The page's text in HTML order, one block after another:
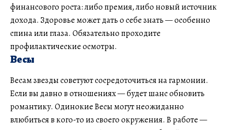
финансового роста: либо премия, либо новый источник
дохода. Здоровье может дать о себе знать — особенно
спина или глаза. Обязательно проходите
профилактические осмотры.
Весы
Весам звезды советуют сосредоточиться на гармонии.
Если вы давно в отношениях — будет шанс обновить
романтику. Одинокие Весы могут неожиданно
влюбиться в кого-то из своего окружения. В работе —